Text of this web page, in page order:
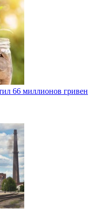
66 миллионов гривен